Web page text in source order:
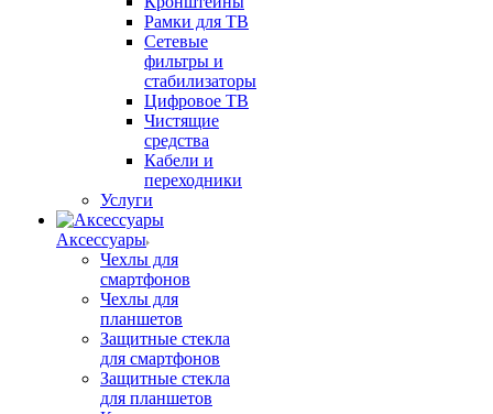
Рамки для ТВ
Сетевые
фильтры и
стабилизаторы
Цифровое ТВ
Чистящие
средства
Кабели и
переходники
Услуги
Аксессуары
Чехлы для
смартфонов
Чехлы для
планшетов
Защитные стекла
для смартфонов
Защитные стекла
для планшетов